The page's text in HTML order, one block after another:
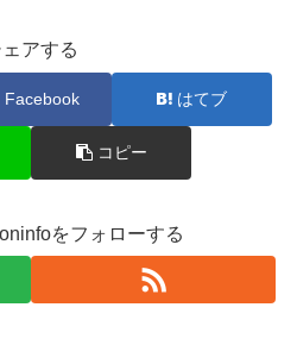
ェアする
Facebook はてブ
コピー
をフォローする